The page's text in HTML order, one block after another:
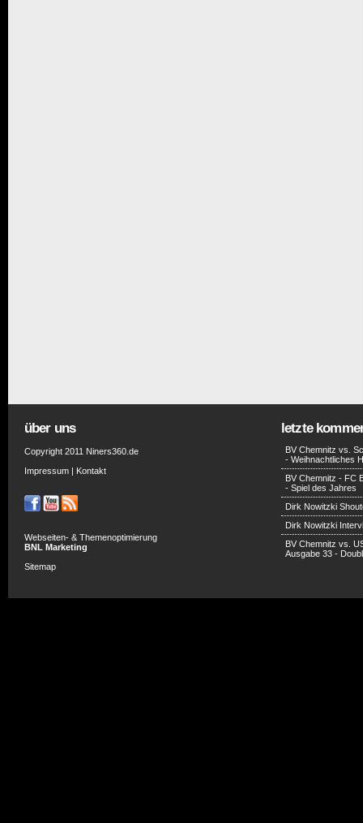
über uns
Copyright 2011 Niners360.de
Impressum | Kontakt
Webseiten- & Themenoptimierung
BNL Marketing
Sitemap
letzte
BV Chemnitz vs.
- Weihnachtliches
BV Chemnitz - FC
- Spiel des Jahres
Dirk Nowitzki
Dirk Nowitzki
BV Chemnitz vs.
Ausgabe 33 -